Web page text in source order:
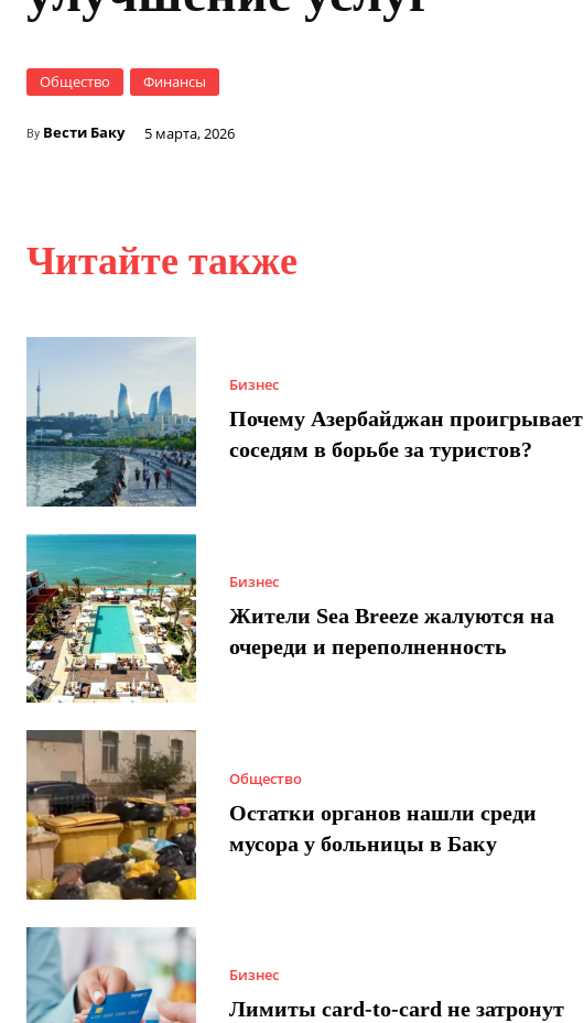
Общество Финансы
By Вести Баку 5 марта, 2026
Читайте также
Бизнес
Почему Азербайджан проигрывает
соседям в борьбе за туристов?
Бизнес
Жители Sea Breeze жалуются на
очереди и переполненность
Общество
Остатки органов нашли среди
мусора у больницы в Баку
Бизнес
Лимиты card-to-card не затронут